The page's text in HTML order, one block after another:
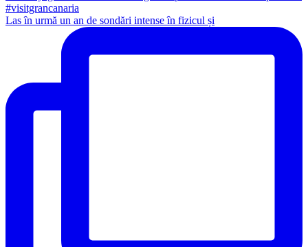
Las în urmă un an de sondări intense în fizicul și